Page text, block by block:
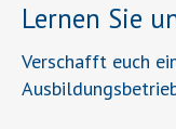
Lernen Sie
Verschafft euch